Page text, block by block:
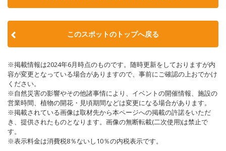
このスポットのトップへ戻る
※掲載情報は2024年6月時点のものです。随時更新をしておりますが内
容が変更となっている場合がありますので、事前にご確認の上おでかけ
ください。
※自然災害の影響やその他諸事情により、イベントの開催情報、施設の
営業時間、植物の開花・見頃期間などは変更になる場合があります。
※掲載されている画像は取材先から本ページへの掲載の許諾をいただ
き、提供されたものとなります。画像の無断転載(二次使用)は禁止で
す。
※表示料金は消費税8％ないし10％の内税表示です。